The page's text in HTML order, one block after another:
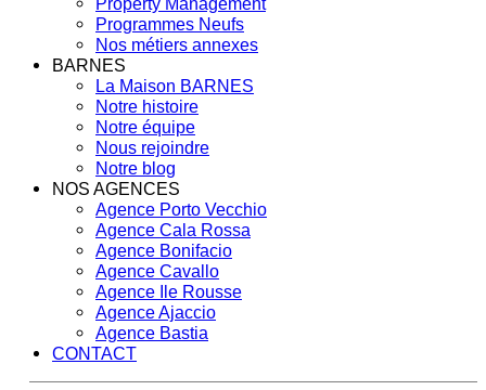
Property Management
Programmes Neufs
Nos métiers annexes
BARNES
La Maison BARNES
Notre histoire
Notre équipe
Nous rejoindre
Notre blog
NOS AGENCES
Agence Porto Vecchio
Agence Cala Rossa
Agence Bonifacio
Agence Cavallo
Agence Ile Rousse
Agence Ajaccio
Agence Bastia
CONTACT